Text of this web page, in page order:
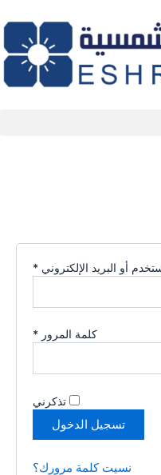
أو البريد الإلكتروني *
كلمة المرور *
تذكرني
تسجيل الدخول
نسيت كلمة مرورك؟